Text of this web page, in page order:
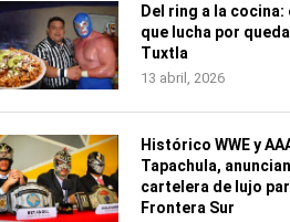
Del ring a la cocina:
que lucha por
Tuxtla
13 abril, 2026
Histórico WWE y
Tapachula, anuncian
cartelera de lujo
Frontera Sur